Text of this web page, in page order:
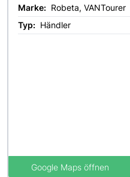
Marke: Robeta, VANTourer
Typ: Händler
Google Maps öffnen